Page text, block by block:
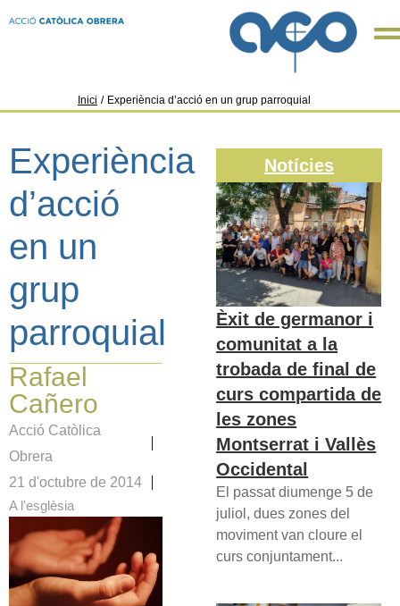
Inici / Experiència d’acció en un grup parroquial
Experiència
d’acció
en un
grup
parroquial
Rafael
Cañero
Acció Catòlica
Obrera
21 d'octubre de 2014
A l'esglèsia
Notícies
Èxit de germanor i
comunitat a la
trobada de final de
curs compartida de
les zones
Montserrat i Vallès
Occidental
El passat diumenge 5 de
juliol, dues zones del
moviment van cloure el
curs conjuntament...